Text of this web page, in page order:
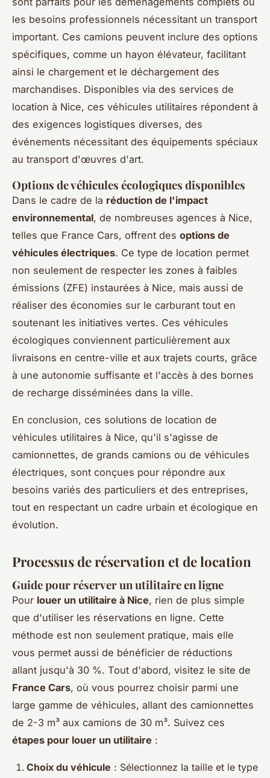
les besoins professionnels nécessitant un transport
important. Ces camions peuvent inclure des options
spécifiques, comme un hayon élévateur, facilitant
ainsi le chargement et le déchargement des
marchandises. Disponibles via des services de
location à Nice, ces véhicules utilitaires répondent à
des exigences logistiques diverses, des
événements nécessitant des équipements spéciaux
au transport d'œuvres d'art.
Options de véhicules écologiques disponibles
Dans le cadre de la réduction de l'impact
environnemental, de nombreuses agences à Nice,
telles que France Cars, offrent des options de
véhicules électriques. Ce type de location permet
non seulement de respecter les zones à faibles
émissions (ZFE) instaurées à Nice, mais aussi de
réaliser des économies sur le carburant tout en
soutenant les initiatives vertes. Ces véhicules
écologiques conviennent particulièrement aux
livraisons en centre-ville et aux trajets courts, grâce
à une autonomie suffisante et l'accès à des bornes
de recharge disséminées dans la ville.
En conclusion, ces solutions de location de
véhicules utilitaires à Nice, qu'il s'agisse de
camionnettes, de grands camions ou de véhicules
électriques, sont conçues pour répondre aux
besoins variés des particuliers et des entreprises,
tout en respectant un cadre urbain et écologique en
évolution.
Processus de réservation et de location
Guide pour réserver un utilitaire en ligne
Pour louer un utilitaire à Nice, rien de plus simple
que d'utiliser les réservations en ligne. Cette
méthode est non seulement pratique, mais elle
vous permet aussi de bénéficier de réductions
allant jusqu'à 30 %. Tout d'abord, visitez le site de
France Cars, où vous pourrez choisir parmi une
large gamme de véhicules, allant des camionnettes
de 2-3 m³ aux camions de 30 m³. Suivez ces
étapes pour louer un utilitaire :
Choix du véhicule : Sélectionnez la taille et le type